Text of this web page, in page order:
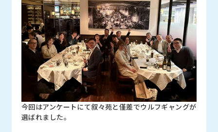
今回はアンケートにて叙々苑と僅差でウルフギャングが
選ばれました。